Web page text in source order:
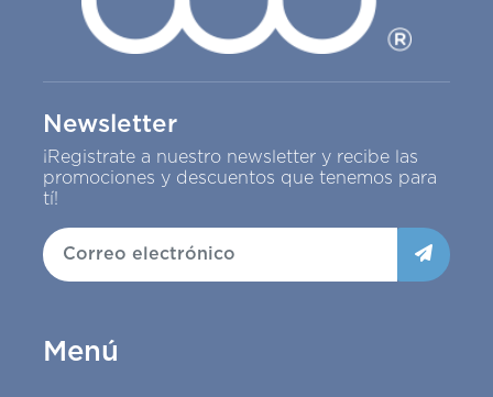
Newsletter
¡Registrate a nuestro newsletter y recibe las
promociones y descuentos que tenemos para
tí!
Menú